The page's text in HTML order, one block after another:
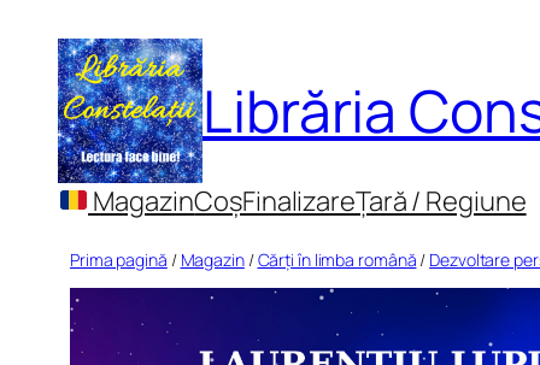
conținut
Librăria
MagazinCoșFinalizareȚară / Regiune
Prima pagină / Magazin/Cărți în limba română / Dezvoltare